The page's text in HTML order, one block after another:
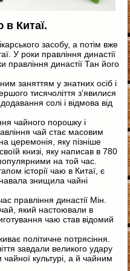
в Китаї.
засобу, а потім вже
У роки правління династії
правління династії Тан його
заняттям у знатних осіб і
тисячоліття з’явилися
солі і відмова від
чайного порошку і
чай стає масовим
церемонія, яку пізніше
книзі, яку написав в 780
на той час.
історії чаю в Китаї, є
знищила чайні
правління династії Мін.
який настоювали в
чаю став відомий
політичне потрясіння.
завдали великого удару
чайної культурі, а й чайним